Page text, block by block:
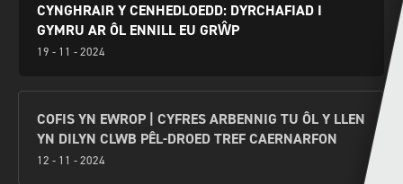
CYNGHRAIR Y CENHEDLOEDD: DYRCHAFIAD I
GYMRU AR ÔL ENNILL EU GRŴP
19 - 11 - 2024
COFIS YN EWROP | CYFRES ARBENNIG TU ÔL Y LLEN
YN DILYN CLWB PÊL-DROED TREF CAERNARFON
12 - 11 - 2024